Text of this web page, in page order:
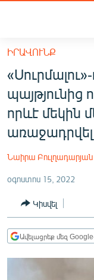
հիմնական
բովանդակությանը
հիմնական
մենյուին
Որոնում
ՀԱՅԱՍՏԱՆ
ՔԱՂԱՔԱԿԱՆ
ԸՆՏՐՈՒԹՅՈՒՆՆԵՐ
ՊԱՏԵՐԱԶՄԻ 6
ՏԱՐԱԾԱՇՐՋԱՆ
ԻՐԱՎՈՒՆՔ
պայթյունից
որևէ մեկին
առաջադրվել
Նաիրա Բուլղադարյան
օգոստոս 15, 2022
Կիսվել
Ավելացրեք մեզ